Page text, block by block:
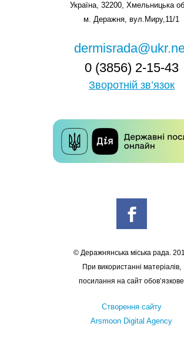
Україна, 32200, Хмельницька
м. Деражня, вул.Миру,11/1
0 (3856) 2-15-43
Зворотній зв’язок
© Деражнянська міська рада.
При використанні матеріалів,
посилання на сайт обов’язкове
Створення сайту
Arsmoon Digital Agency